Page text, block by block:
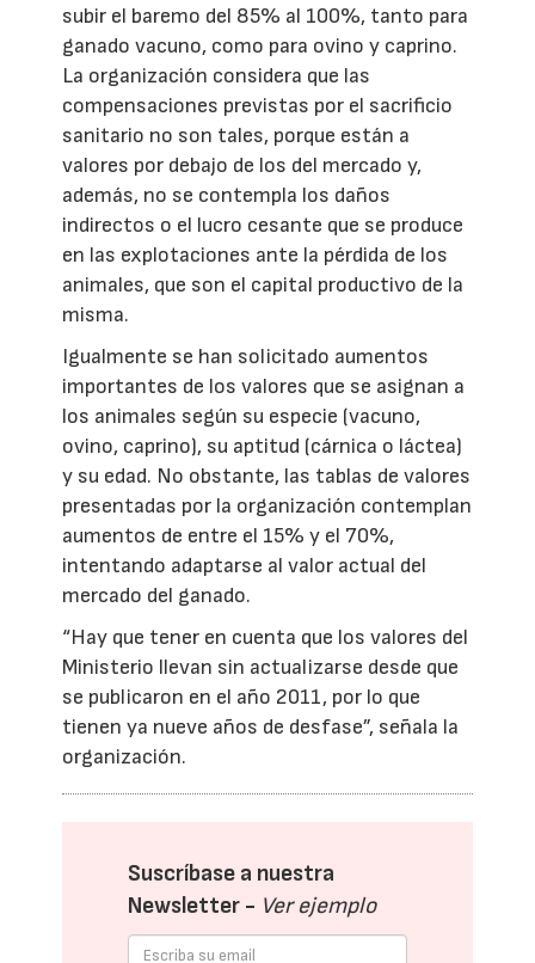
subir el baremo del 85% al 100%, tanto para
ganado vacuno, como para ovino y caprino.
La organización considera que las
compensaciones previstas por el sacrificio
sanitario no son tales, porque están a
valores por debajo de los del mercado y,
además, no se contempla los daños
indirectos o el lucro cesante que se produce
en las explotaciones ante la pérdida de los
animales, que son el capital productivo de la
misma.
Igualmente se han solicitado aumentos
importantes de los valores que se asignan a
los animales según su especie (vacuno,
ovino, caprino), su aptitud (cárnica o láctea)
y su edad. No obstante, las tablas de valores
presentadas por la organización contemplan
aumentos de entre el 15% y el 70%,
intentando adaptarse al valor actual del
mercado del ganado.
“Hay que tener en cuenta que los valores del
Ministerio llevan sin actualizarse desde que
se publicaron en el año 2011, por lo que
tienen ya nueve años de desfase”, señala la
organización.
Suscríbase a nuestra
Newsletter - Ver ejemplo